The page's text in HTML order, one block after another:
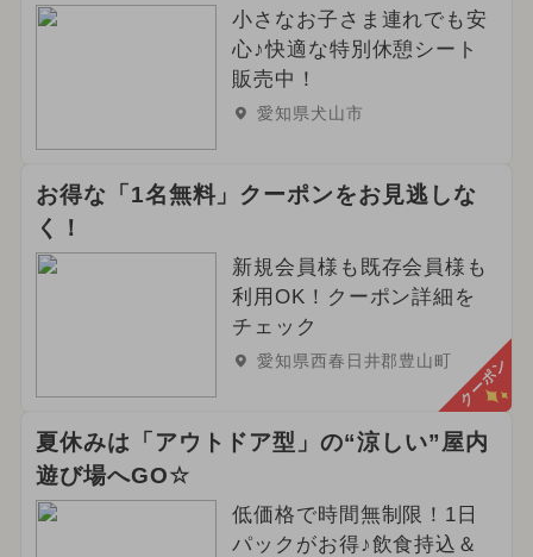
小さなお子さま連れでも安
心♪快適な特別休憩シート
販売中！
愛知県犬山市
お得な「1名無料」クーポンをお見逃しな
く！
新規会員様も既存会員様も
利用OK！クーポン詳細を
チェック
愛知県西春日井郡豊山町 クーポン
夏休みは「アウトドア型」の“涼しい”屋内
遊び場へGO☆
低価格で時間無制限！1日
パックがお得♪飲食持込＆